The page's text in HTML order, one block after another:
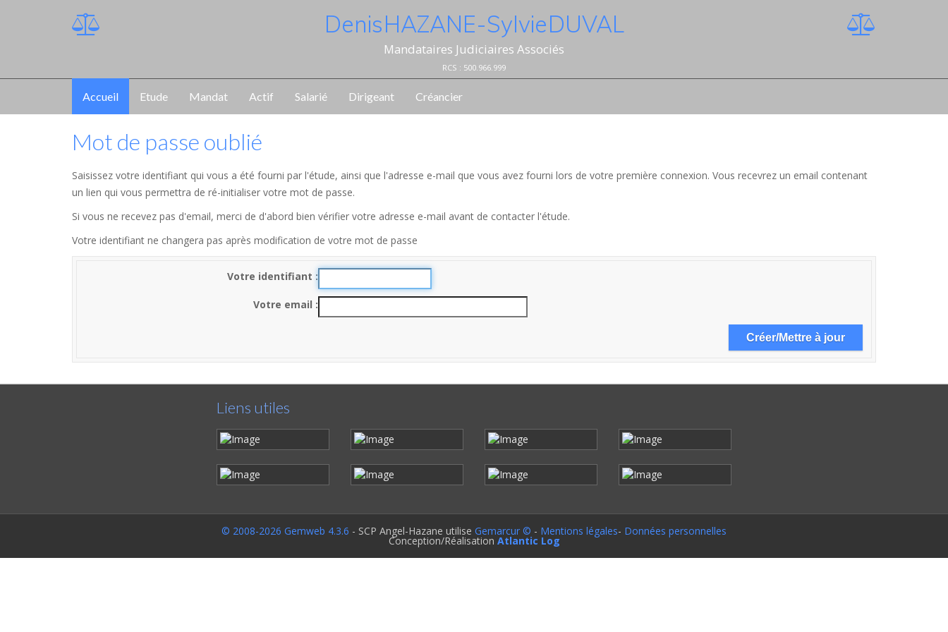
Denis HAZANE - Sylvie DUVAL
Mandataires Judiciaires Associés
RCS : 500.966.999
Accueil Etude Mandat Actif Salarié Dirigeant Créancier
Mot de passe oublié
Saisissez votre identifiant qui vous a été fourni par l'étude, ainsi que l'adresse e-mail que vous avez fourni lors de votre première connexion. Vous recevrez un email contenant
un lien qui vous permettra de ré-initialiser votre mot de passe.
Si vous ne recevez pas d'email, merci de d'abord bien vérifier votre adresse e-mail avant de contacter l'étude.
Votre identifiant ne changera pas après modification de votre mot de passe
Votre identifiant
Votre email
Liens utiles
© 2008-2026 Gemweb 4.3.6 - SCP Angel-Hazane utilise Gemarcur © - Mentions légales- Données personnelles
Conception/Réalisation Atlantic Log